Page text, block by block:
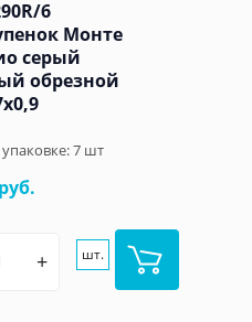
6
Монте
серый
обрезной
7 шт
+ шт.